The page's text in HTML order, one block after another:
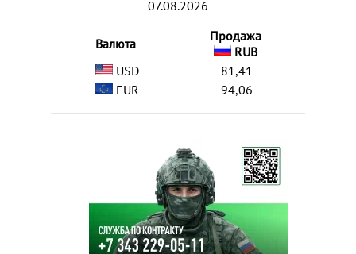
07.08.2026
Валюта
Продажа
RUB
USD
81,41
EUR
94,06